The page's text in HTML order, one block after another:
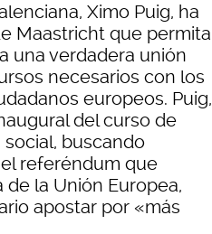
Ximo Puig, ha
Maastricht que permita
una verdadera unión
necesarios con los
europeos. Puig,
del curso de
buscando
referéndum que
de la Unión Europea,
apostar por «más